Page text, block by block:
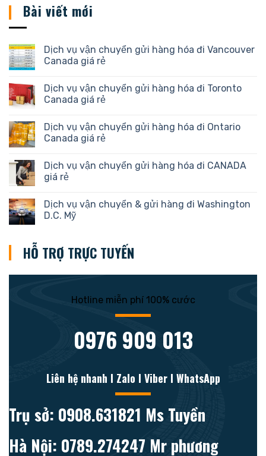
Bài viết mới
Dịch vụ vận chuyển gửi hàng hóa đi Vancouver
Canada giá rẻ
Dịch vụ vận chuyển gửi hàng hóa đi Toronto
Canada giá rẻ
Dịch vụ vận chuyển gửi hàng hóa đi Ontario
Canada giá rẻ
Dịch vụ vận chuyển gửi hàng hóa đi CANADA
giá rẻ
Dịch vụ vận chuyển & gửi hàng đi Washington
D.C. Mỹ
HỖ TRỢ TRỰC TUYẾN
Hotline miễn phí 100% cước
0976 909 013
Liên hệ nhanh l Zalo l Viber l WhatsApp
Trụ sở: 0908.631821 Ms Tuyền
Hà Nội: 0789.274247 Mr phương